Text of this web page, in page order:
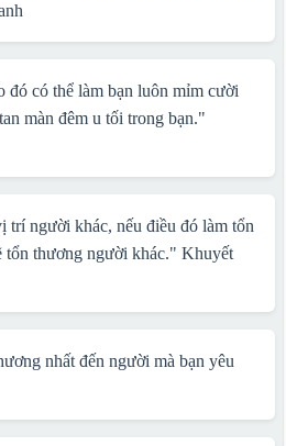
đó có thể làm bạn luôn mỉm cười
màn đêm u tối trong bạn."
trí người khác, nếu điều đó làm tổn
tổn thương người khác." Khuyết
nhất đến người mà bạn yêu